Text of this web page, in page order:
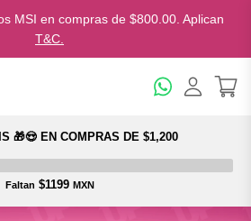
MSI en compras de $800.00. Aplican
T&C.
🎁😍 EN COMPRAS DE $1,200
Faltan $1199 MXN